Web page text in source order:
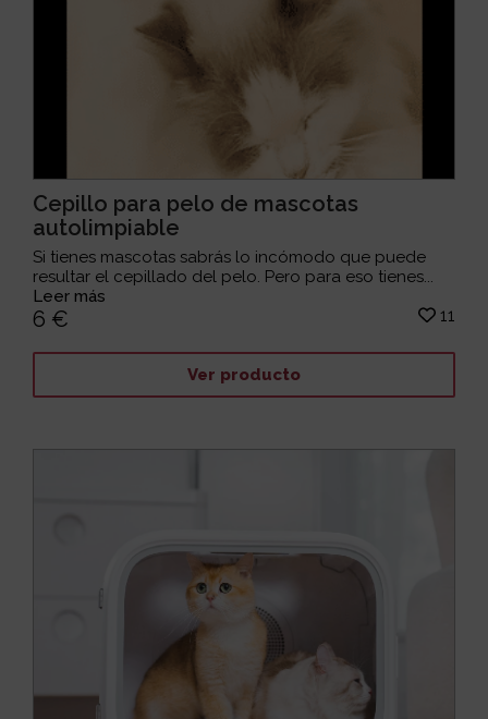
Cepillo para pelo de mascotas
autolimpiable
Si tienes mascotas sabrás lo incómodo que puede
resultar el cepillado del pelo. Pero para eso tienes...
Leer más
6 € 11
Ver producto